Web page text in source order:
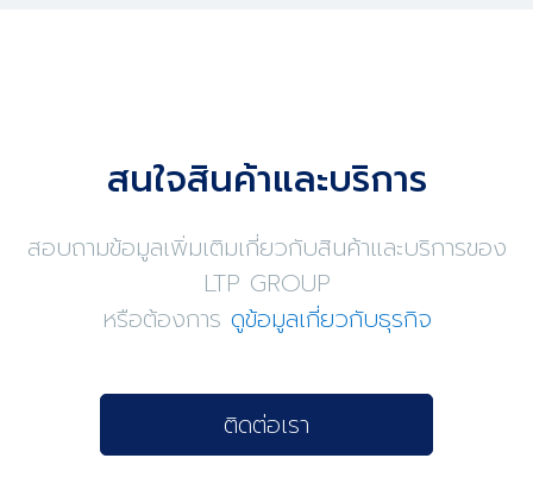
สนใจสินค้าและบริการ
สอบถามข้อมูลเพิ่มเติมเกี่ยวกับสินค้าและบริการของ
LTP GROUP
หรือต้องการ ดูข้อมูลเกี่ยวกับธุรกิจ
ติดต่อเรา